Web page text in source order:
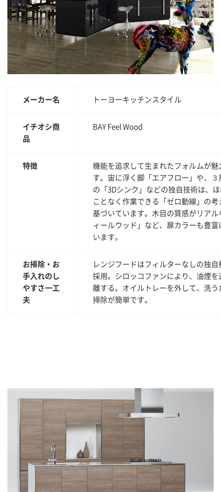
メーカー名 トーヨーキッチンスタイル
イチオシ商
品
BAY Feel Wood
特徴
機能を追求して生まれたフォルムが魅
す。宙に浮く脚「エアフロー」や、３
の「3Dシンク」などの独自技術は、
ことなく作業できる「ゼロ動線」の考
基づいています。木目の質感がリアル
ィールウッド」など、扉カラーも豊富
います。
お掃除・お
手入れのし
やすさ一工
夫
レンジフードはフィルターなしの独自
採用。シロッコファンにより、油煙を
離する。オイルトレーを外して、洗う
掃除が簡単です。